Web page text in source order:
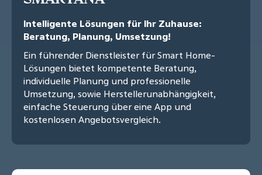
Intelligente Lösungen für Ihr Zuhause:
Beratung, Planung, Umsetzung!
Ein führender Dienstleister für Smart Home-
Lösungen bietet kompetente Beratung,
individuelle Planung und professionelle
Umsetzung, sowie Herstellerunabhängigkeit,
einfache Steuerung über eine App und
kostenlosen Angebotsvergleich.